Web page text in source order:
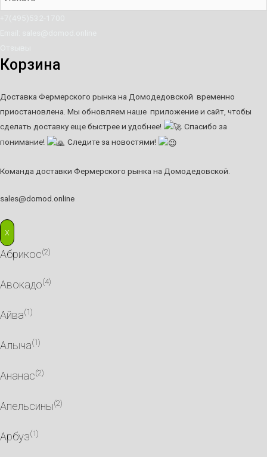
Корзина
Доставка Фермерского рынка на Домодедовской временно
приостановлена. Мы обновляем наше приложение и сайт, чтобы
сделать доставку еще быстрее и удобнее!
Спасибо за
понимание!
Следите за новостями!
Команда доставки Фермерского рынка на Домодедовской.
sales@domod.online
X
Абрикос(2)
Авокадо(4)
Айва(1)
Алыча(1)
Ананас(2)
Апельсины(2)
Арбуз(1)